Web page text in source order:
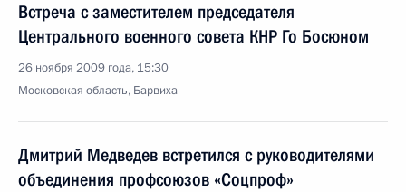
Встреча с заместителем председателя
Центрального военного совета КНР Го Босюном
26 ноября 2009 года, 15:30
Московская область, Барвиха
Дмитрий Медведев встретился с руководителями
объединения профсоюзов «Соцпроф»